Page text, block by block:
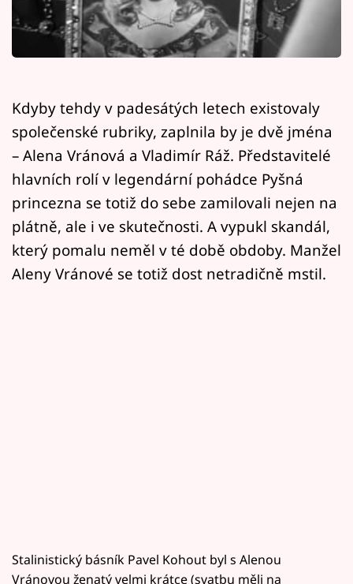
Filmový festival Karlovy Vary
Mámy sobě
Přihlášení
Sledujte nás
Kdyby tehdy v padesátých letech existovaly
společenské rubriky, zaplnila by je dvě jména
– Alena Vránová a Vladimír Ráž. Představitelé
hlavních rolí v legendární pohádce Pyšná
princezna se totiž do sebe zamilovali nejen na
plátně, ale i ve skutečnosti. A vypukl skandál,
který pomalu neměl v té době obdoby. Manžel
Aleny Vránové se totiž dost netradičně mstil.
Stalinistický básník Pavel Kohout byl s Alenou
Vránovou ženatý velmi krátce (svatbu měli na